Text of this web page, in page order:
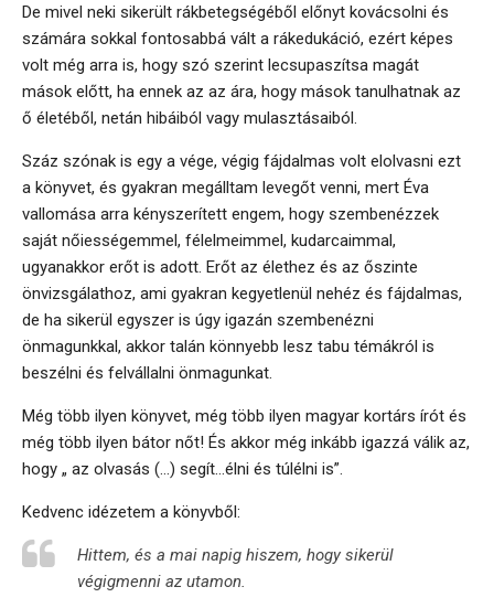
De mivel neki sikerült rákbetegségéből előnyt kovácsolni és
számára sokkal fontosabbá vált a rákedukáció, ezért képes
volt még arra is, hogy szó szerint lecsupaszítsa magát
mások előtt, ha ennek az az ára, hogy mások tanulhatnak az
ő életéből, netán hibáiból vagy mulasztásaiból.
Száz szónak is egy a vége, végig fájdalmas volt elolvasni ezt
a könyvet, és gyakran megálltam levegőt venni, mert Éva
vallomása arra kényszerített engem, hogy szembenézzek
saját nőiességemmel, félelmeimmel, kudarcaimmal,
ugyanakkor erőt is adott. Erőt az élethez és az őszinte
önvizsgálathoz, ami gyakran kegyetlenül nehéz és fájdalmas,
de ha sikerül egyszer is úgy igazán szembenézni
önmagunkkal, akkor talán könnyebb lesz tabu témákról is
beszélni és felvállalni önmagunkat.
Még több ilyen könyvet, még több ilyen magyar kortárs írót és
még több ilyen bátor nőt! És akkor még inkább igazzá válik az,
hogy „ az olvasás (…) segít…élni és túlélni is”.
Kedvenc idézetem a könyvből:
Hittem, és a mai napig hiszem, hogy sikerül
végigmenni az utamon.